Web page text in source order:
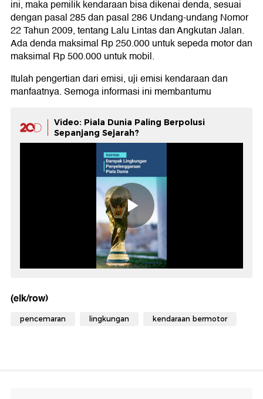
ini, maka pemilik kendaraan bisa dikenai denda, sesuai
dengan pasal 285 dan pasal 286 Undang-undang Nomor
22 Tahun 2009, tentang Lalu Lintas dan Angkutan Jalan.
Ada denda maksimal Rp 250.000 untuk sepeda motor dan
maksimal Rp 500.000 untuk mobil.
Itulah pengertian dari emisi, uji emisi kendaraan dan
manfaatnya. Semoga informasi ini membantumu
Video: Piala Dunia Paling Berpolusi
Sepanjang Sejarah?
(elk/row)
pencemaran lingkungan kendaraan bermotor